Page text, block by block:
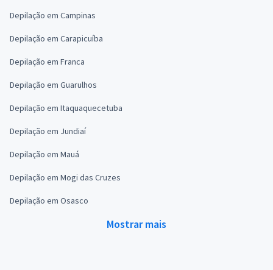
Depilação em Campinas
Depilação em Carapicuíba
Depilação em Franca
Depilação em Guarulhos
Depilação em Itaquaquecetuba
Depilação em Jundiaí
Depilação em Mauá
Depilação em Mogi das Cruzes
Depilação em Osasco
Mostrar mais